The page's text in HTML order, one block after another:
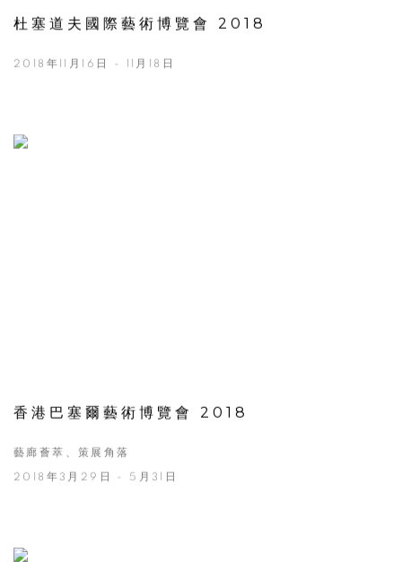
杜塞道夫國際藝術博覽會 2018
2018年11月16日 - 11月18日
香港巴塞爾藝術博覽會 2018
藝廊薈萃、策展角落
2018年3月29日 - 5月31日